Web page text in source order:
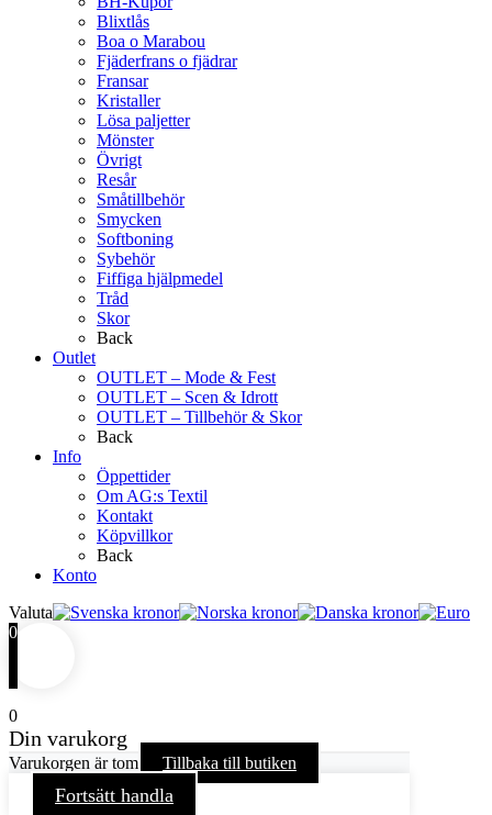
Blixtlås
Boa o Marabou
Fjäderfrans o fjädrar
Fransar
Kristaller
Lösa paljetter
Mönster
Övrigt
Resår
Småtillbehör
Smycken
Softboning
Sybehör
Fiffiga hjälpmedel
Tråd
Skor
Back
Outlet
OUTLET – Mode & Fest
OUTLET – Scen & Idrott
OUTLET – Tillbehör & Skor
Back
Info
Öppettider
Om AG:s Textil
Kontakt
Köpvillkor
Back
Konto
Valuta
0
0
Din varukorg
Varukorgen är tom Tillbaka till butiken
Fortsätt handla